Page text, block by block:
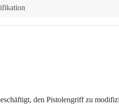
den Pistolengriff zu